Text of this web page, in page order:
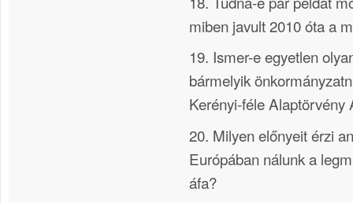
miben javult 2010 óta a
19. Ismer-e egyetlen
bármelyik
Kerényi-féle Alaptörvény
20. Milyen előnyeit érzi
Európában nálunk a
áfa?